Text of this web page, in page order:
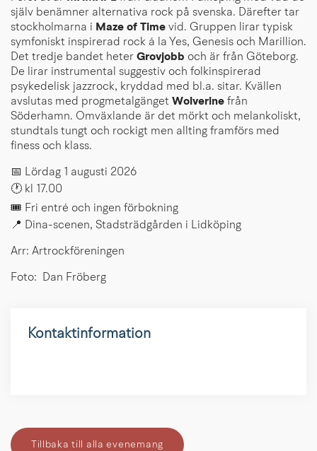
själv benämner alternativa rock på svenska. Därefter tar
stockholmarna i Maze of Time vid. Gruppen lirar typisk
symfoniskt inspirerad rock á la Yes, Genesis och Marillion.
Det tredje bandet heter Grovjobb och är från Göteborg.
De lirar instrumental suggestiv och folkinspirerad
psykedelisk jazzrock, kryddad med bl.a. sitar. Kvällen
avslutas med progmetalgänget Wolverine från
Söderhamn. Omväxlande är det mörkt och melankoliskt,
stundtals tungt och rockigt men allting framförs med
finess och klass.
📅 Lördag 1 augusti 2026
🕐 kl 17.00
🎟️ Fri entré och ingen förbokning
📍 Dina-scenen, Stadsträdgården i Lidköping
Arr: Artrockföreningen
Foto: Dan Fröberg
Kontaktinformation
Tillbaka till alla evenemang